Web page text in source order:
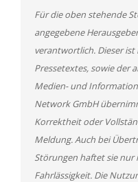
Für die oben stehende
angegebene
verantwortlich. Dieser ist
Pressetextes, sowie der
Medien- und
Network GmbH
Korrektheit oder
Meldung. Auch bei
Störungen haftet sie nur
Fahrlässigkeit. Die